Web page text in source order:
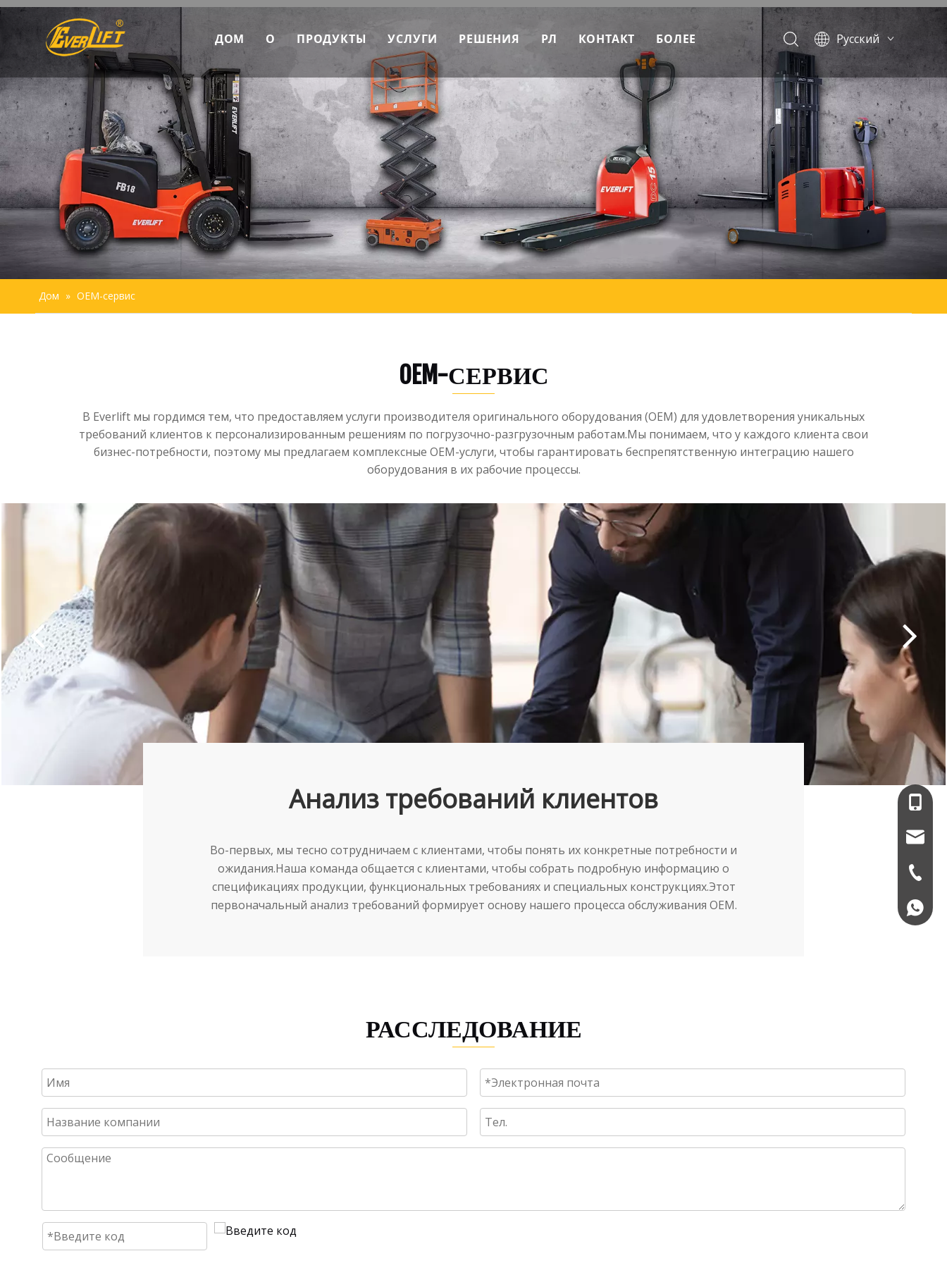
ДОМ О
Открытие Как это делается
Маркетинговые данные
Представление команды
Устойчивое развитие
ПРОДУКТЫ
ЭверЛИФТ Машины
Штабелер EverLIFT
Вилочный погрузчик EverLIFT
Тележка с поддонами EverLIFT
Штабелер
Тележка
Рабочая платформа
Навесное оборудование и детали для вилочных погрузчиков
УСЛУГИ
OEM-сервис
Послепродажное обслуживание
Техническая консультация
РЕШЕНИЯ РЛ
Скачать
Новости
Часто задаваемые вопросы
видео
КОНТАКТ БОЛЕЕ
Pусский
English
Français
Español
Português
Дом » OEM-сервис
OEM-СЕРВИС
В Everlift мы гордимся тем, что предоставляем услуги производителя оригинального оборудования (OEM) для удовлетворения уникальных
требований клиентов к персонализированным решениям по погрузочно-разгрузочным работам.Мы понимаем, что у каждого клиента свои
бизнес-потребности, поэтому мы предлагаем комплексные OEM-услуги, чтобы гарантировать беспрепятственную интеграцию нашего
оборудования в их рабочие процессы.
Анализ требований клиентов
Во-первых, мы тесно сотрудничаем с клиентами, чтобы понять их конкретные потребности и
ожидания.Наша команда общается с клиентами, чтобы собрать подробную информацию о
спецификациях продукции, функциональных требованиях и специальных конструкциях.Этот
первоначальный анализ требований формирует основу нашего процесса обслуживания OEM.
РАССЛЕДОВАНИЕ
+86-
+86-